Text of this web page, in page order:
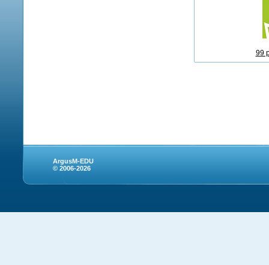
99
ArgusM-EDU
© 2006-2026